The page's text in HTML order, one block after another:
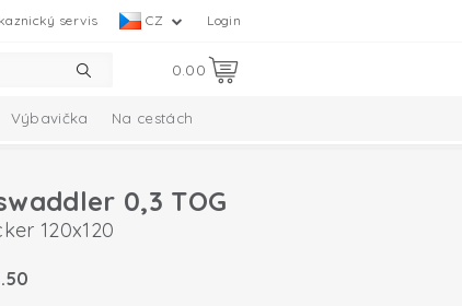
Login
CZ
servis
0.00
Výbavička Na cestách
0,3 TOG
120x120